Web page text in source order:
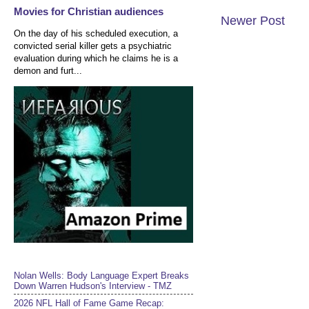
Newer Post
Movies for Christian audiences
On the day of his scheduled execution, a
convicted serial killer gets a psychiatric
evaluation during which he claims he is a
demon and furt...
Nolan Wells: Body Language Expert Breaks
Down Warren Hudson's Interview - TMZ
2026 NFL Hall of Fame Game Recap: